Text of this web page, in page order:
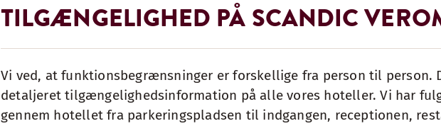
TILGÆNGELIGHED PÅ SCANDIC
Vi ved, at funktionsbegrænsninger er forskellige fra person til person.
detaljeret tilgængelighedsinformation på alle vores hoteller. Vi har
gennem hotellet fra parkeringspladsen til indgangen, receptionen,